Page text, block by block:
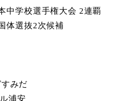
中学校選手権大会 2連覇
体選抜2次候補
みだ
浦安